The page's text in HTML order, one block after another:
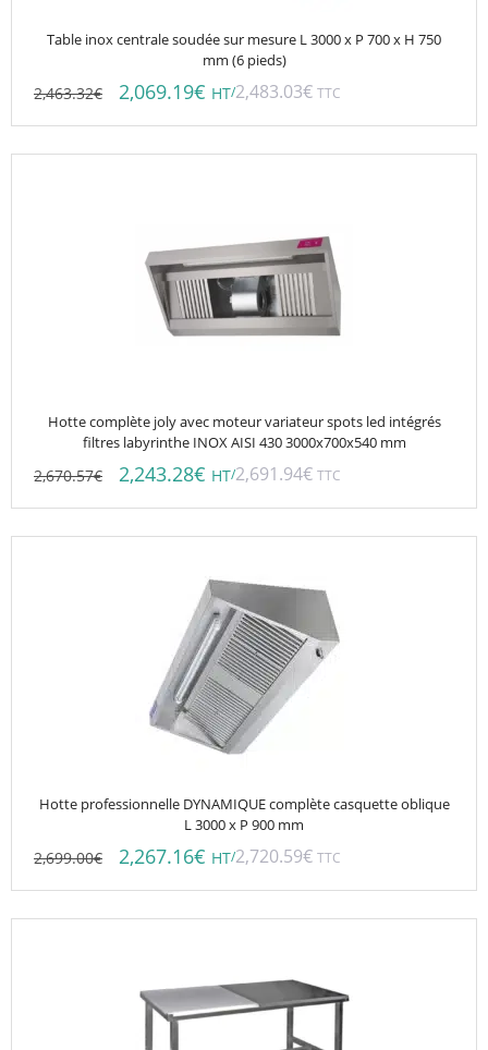
Table inox centrale soudée sur mesure L 3000 x P 700 x H 750
mm (6 pieds)
2,463.32€ 2,069.19€ HT/2,483.03€ TTC
Hotte complète joly avec moteur variateur spots led intégrés
filtres labyrinthe INOX AISI 430 3000x700x540 mm
2,670.57€ 2,243.28€ HT/2,691.94€ TTC
Hotte professionnelle DYNAMIQUE complète casquette oblique
L 3000 x P 900 mm
2,699.00€ 2,267.16€ HT/2,720.59€ TTC